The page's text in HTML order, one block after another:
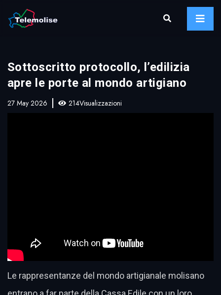
Sottoscritto protocollo, l’edilizia
apre le porte al mondo artigiano
27 May 2026 214Visualizzazioni
Le rappresentanze del mondo artigianale molisano